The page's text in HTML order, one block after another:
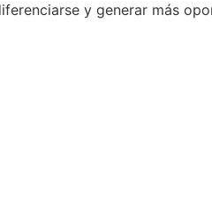
y generar más